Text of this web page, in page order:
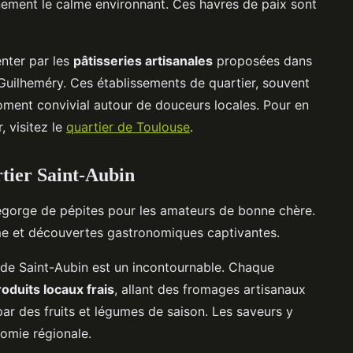
le calme environnant. Ces havres de paix sont
par les pâtisseries artisanales proposées dans
Ces établissements de quartier, souvent
convivial autour de douceurs locales. Pour en
visitez le quartier de Toulouse.
Saint-Aubin
de pépites pour les amateurs de bonne chère.
et découvertes gastronomiques captivantes.
Saint-Aubin est un incontournable. Chaque
locaux frais, allant des fromages artisanaux
des fruits et légumes de saison. Les saveurs y
régionale.